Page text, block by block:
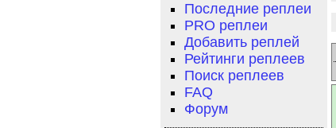
Последние реплеи
PRO реплеи
Добавить реплей
Рейтинги реплеев
Поиск реплеев
FAQ
Форум